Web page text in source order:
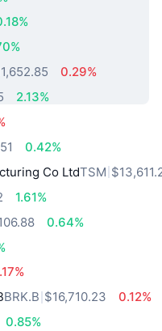
0.29%
2.13%
0.42%
Co LtdTSM
1.61%
0.64%
BRK.B $16,710.23
0.12%
0.85%